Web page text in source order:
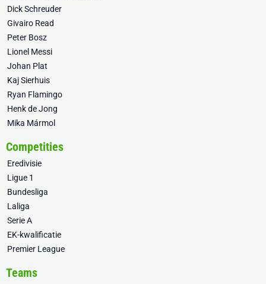
Dick Schreuder
Givairo Read
Peter Bosz
Lionel Messi
Johan Plat
Kaj Sierhuis
Ryan Flamingo
Henk de Jong
Mika Mármol
Competities
Eredivisie
Ligue 1
Bundesliga
Laliga
Serie A
EK-kwalificatie
Premier League
Teams